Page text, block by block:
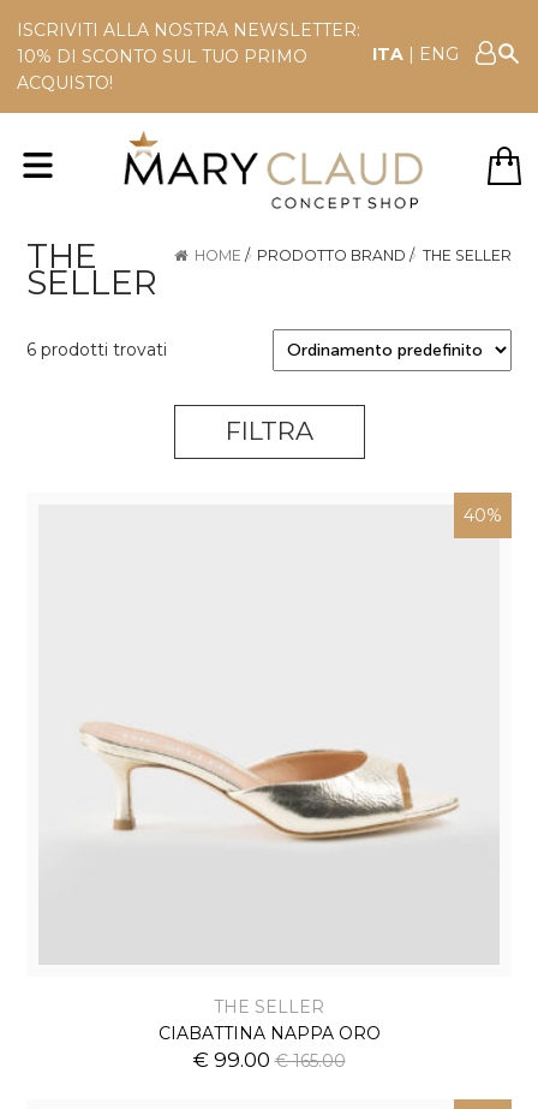
ISCRIVITI ALLA NOSTRA NEWSLETTER:
10% DI SCONTO SUL TUO PRIMO
ACQUISTO!
ITA | ENG
THE
SELLER
HOME / PRODOTTO BRAND / THE SELLER
6 prodotti trovati
FILTRA
40%
THE SELLER
CIABATTINA NAPPA ORO
€ 99.00€ 165.00